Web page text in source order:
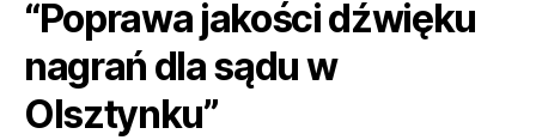
“Poprawa jakości dźwięku
nagrań dla sądu w
Olsztynku”